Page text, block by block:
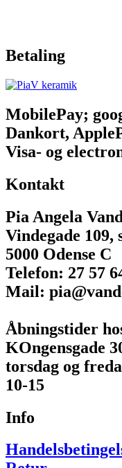
Betaling
MobilePay;
Dankort,
Visa- og
Kontakt
Pia Angela
Vindegade
5000 Odense C
Telefon: 27 57
Mail:
Åbningstider
KOngensgade
torsdag og
10-15
Info